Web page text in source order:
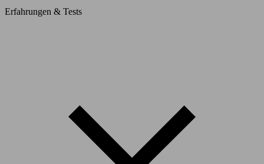
Erfahrungen & Tests